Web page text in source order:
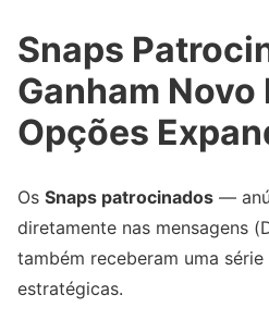
Snaps
Ganham Novo
Opções
Os Snaps patrocinados —
diretamente nas mensagens
também receberam uma
estratégicas.